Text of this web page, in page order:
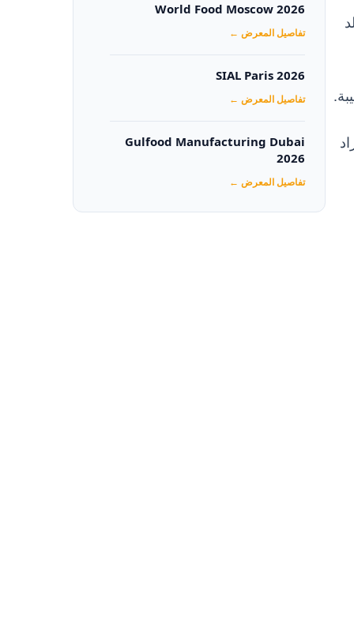
World Food Moscow 2026
تفاصيل المعرض ←
SIAL Paris 2026
تفاصيل المعرض ←
Gulfood Manufacturing Dubai
2026‏
تفاصيل المعرض ←